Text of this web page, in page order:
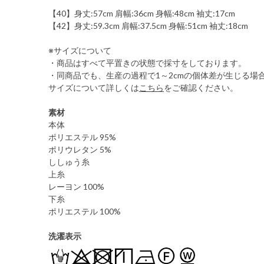
【40】身丈:57cm 肩幅:36cm 身幅:48cm 袖丈:17cm
【42】身丈:59.3cm 肩幅:37.5cm 身幅:51cm 袖丈:18cm
※サイズについて
・商品はすべて平置きの状態で採寸をしております。
・同商品でも、生産の過程で1～2cmの個体差が生じる場
サイズについて詳しくはこちらをご確認ください。
素材
本体
ポリエステル 95%
ポリウレタン 5%
ししゅう糸
上糸
レーヨン 100%
下糸
ポリエステル 100%
洗濯表示